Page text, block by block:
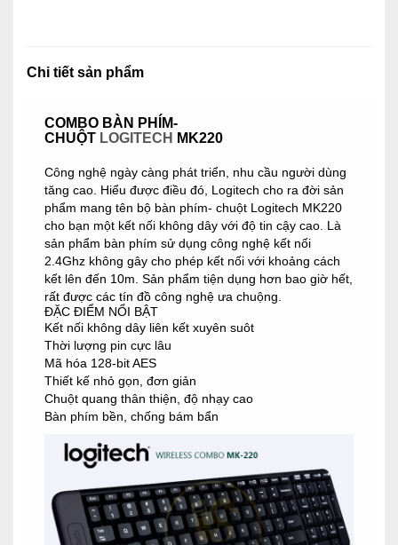
Chi tiết sản phẩm
COMBO BÀN PHÍM-
CHUỘT LOGITECH MK220
Công nghệ ngày càng phát triển, nhu cầu người dùng
tăng cao. Hiểu được điều đó, Logitech cho ra đời sản
phẩm mang tên bộ bàn phím- chuột Logitech MK220
cho bạn một kết nối không dây với độ tin cậy cao. Là
sản phẩm bàn phím sử dụng công nghệ kết nối
2.4Ghz không gây cho phép kết nối với khoảng cách
kết lên đến 10m. Sản phẩm tiện dụng hơn bao giờ hết,
rất được các tín đồ công nghệ ưa chuộng.
ĐẶC ĐIỂM NỔI BẬT
Kết nối không dây liên kết xuyên suôt
Thời lượng pin cực lâu
Mã hóa 128-bit AES
Thiết kế nhỏ gọn, đơn giản
Chuột quang thân thiện, độ nhạy cao
Bàn phím bền, chống bám bẩn